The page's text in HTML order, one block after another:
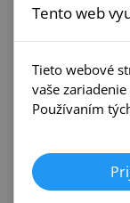
Prvky k lište (ÁNO/
Hĺbka
Tento web
Tieto webové
vaše
Používaním